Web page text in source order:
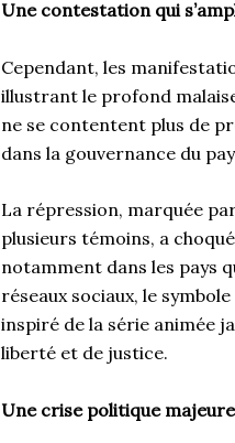
Une contestation qui
Cependant, les
illustrant le profond
ne se contentent plus de
dans la gouvernance du
La répression, marquée
plusieurs témoins, a
notamment dans les pays
réseaux sociaux, le
inspiré de la série animée
liberté et de justice.
Une crise politique majeure